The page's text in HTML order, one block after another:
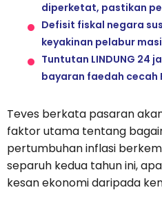
diperketat, pastikan
Defisit fiskal negara
keyakinan pelabur
Tuntutan LINDUNG 24
bayaran faedah cecah
Teves berkata pasaran
faktor utama tentang
pertumbuhan inflasi
separuh kedua tahun ini,
kesan ekonomi daripada